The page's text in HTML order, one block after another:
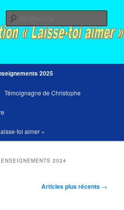
2025
Témoignagne de Christophe
toi aimer »
ENSEIGNEMENTS 2024
Articles plus récents →